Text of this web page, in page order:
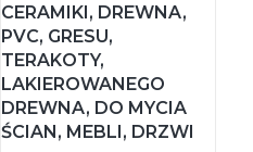
CERAMIKI, DREWNA,
PVC, GRESU,
TERAKOTY,
LAKIEROWANEGO
DREWNA, DO MYCIA
ŚCIAN, MEBLI, DRZWI